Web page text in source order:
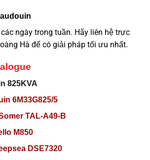
ngày trong tuần. Hãy liên hệ trực
Hà để có giải pháp tối ưu nhất.
825KVA
6M33G825/5
TAL-A49-B
M850
DSE7320